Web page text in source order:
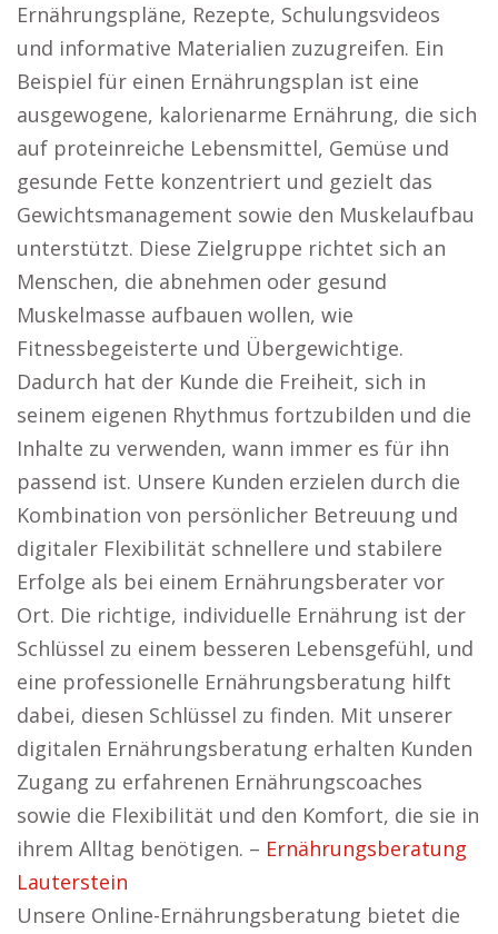
Ernährungspläne, Rezepte, Schulungsvideos
und informative Materialien zuzugreifen. Ein
Beispiel für einen Ernährungsplan ist eine
ausgewogene, kalorienarme Ernährung, die sich
auf proteinreiche Lebensmittel, Gemüse und
gesunde Fette konzentriert und gezielt das
Gewichtsmanagement sowie den Muskelaufbau
unterstützt. Diese Zielgruppe richtet sich an
Menschen, die abnehmen oder gesund
Muskelmasse aufbauen wollen, wie
Fitnessbegeisterte und Übergewichtige.
Dadurch hat der Kunde die Freiheit, sich in
seinem eigenen Rhythmus fortzubilden und die
Inhalte zu verwenden, wann immer es für ihn
passend ist. Unsere Kunden erzielen durch die
Kombination von persönlicher Betreuung und
digitaler Flexibilität schnellere und stabilere
Erfolge als bei einem Ernährungsberater vor
Ort. Die richtige, individuelle Ernährung ist der
Schlüssel zu einem besseren Lebensgefühl, und
eine professionelle Ernährungsberatung hilft
dabei, diesen Schlüssel zu finden. Mit unserer
digitalen Ernährungsberatung erhalten Kunden
Zugang zu erfahrenen Ernährungscoaches
sowie die Flexibilität und den Komfort, die sie in
ihrem Alltag benötigen. – Ernährungsberatung
Lauterstein
Unsere Online-Ernährungsberatung bietet die